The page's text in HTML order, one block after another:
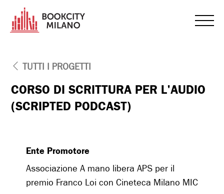
TUTTI I PROGETTI
CORSO DI SCRITTURA PER L'AUDIO
(SCRIPTED PODCAST)
Ente Promotore
Associazione A mano libera APS per il
premio Franco Loi con Cineteca Milano MIC